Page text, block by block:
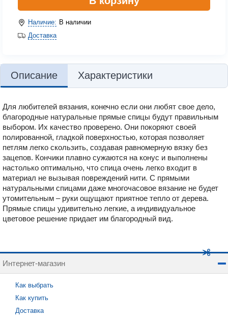
Наличие: В наличии
Доставка
Описание Характеристики
Для любителей вязания, конечно если они любят свое дело,
благородные натуральные прямые спицы будут правильным
выбором. Их качество проверено. Они покоряют своей
полированной, гладкой поверхностью, которая позволяет
петлям легко скользить, создавая равномерную вязку без
зацепов. Кончики плавно сужаются на конус и выполнены
настолько оптимально, что спица очень легко входит в
материал не вызывая повреждений нити. С прямыми
натуральными спицами даже многочасовое вязание не будет
утомительным – руки ощущают приятное тепло от дерева.
Прямые спицы удивительно легкие, а индивидуальное
цветовое решение придает им благородный вид.
Интернет-магазин
Как выбрать
Как купить
Доставка